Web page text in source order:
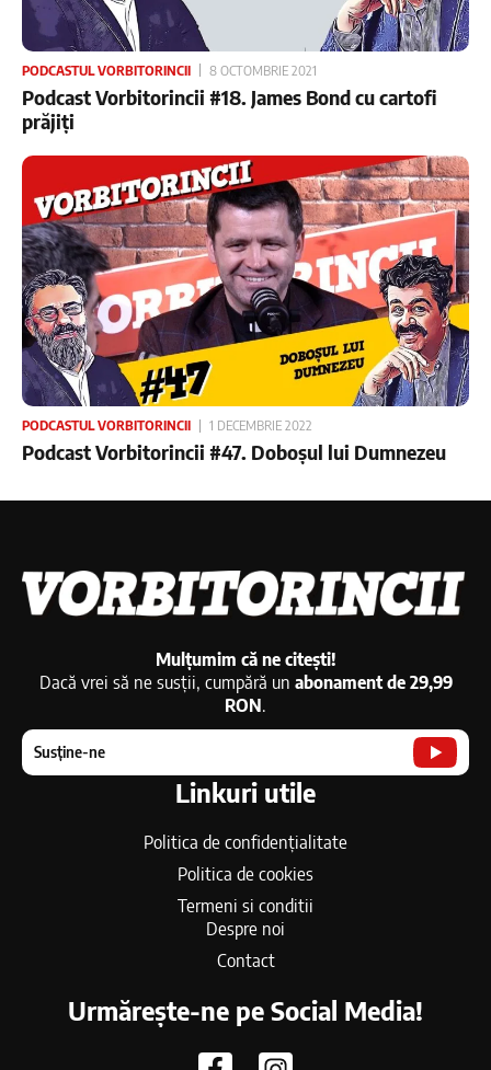
PODCASTUL VORBITORINCII 8 OCTOMBRIE 2021
Podcast Vorbitorincii #18. James Bond cu cartofi
prăjiți
PODCASTUL VORBITORINCII 1 DECEMBRIE 2022
Podcast Vorbitorincii #47. Doboșul lui Dumnezeu
Mulțumim că ne citești!
Dacă vrei să ne susții, cumpără un abonament de 29,99
RON.
Susține-ne
Linkuri utile
Politica de confidențialitate
Politica de cookies
Termeni si conditii
Despre noi
Contact
Urmărește-ne pe Social Media!